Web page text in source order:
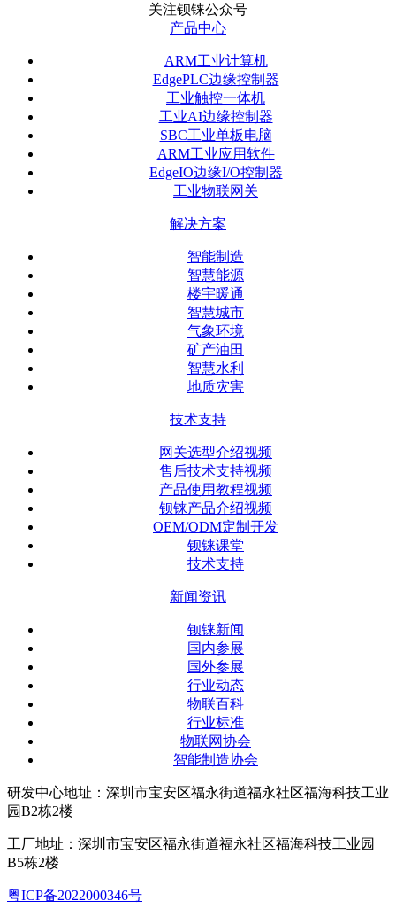
关注钡铼公众号
产品中心
ARM工业计算机
EdgePLC边缘控制器
工业触控一体机
工业AI边缘控制器
SBC工业单板电脑
ARM工业应用软件
EdgeIO边缘I/O控制器
工业物联网关
解决方案
智能制造
智慧能源
楼宇暖通
智慧城市
气象环境
矿产油田
智慧水利
地质灾害
技术支持
网关选型介绍视频
售后技术支持视频
产品使用教程视频
钡铼产品介绍视频
OEM/ODM定制开发
钡铼课堂
技术支持
新闻资讯
钡铼新闻
国内参展
国外参展
行业动态
物联百科
行业标准
物联网协会
智能制造协会
研发中心地址：深圳市宝安区福永街道福永社区福海科技工业
园B2栋2楼
工厂地址：深圳市宝安区福永街道福永社区福海科技工业园
B5栋2楼
粤ICP备2022000346号